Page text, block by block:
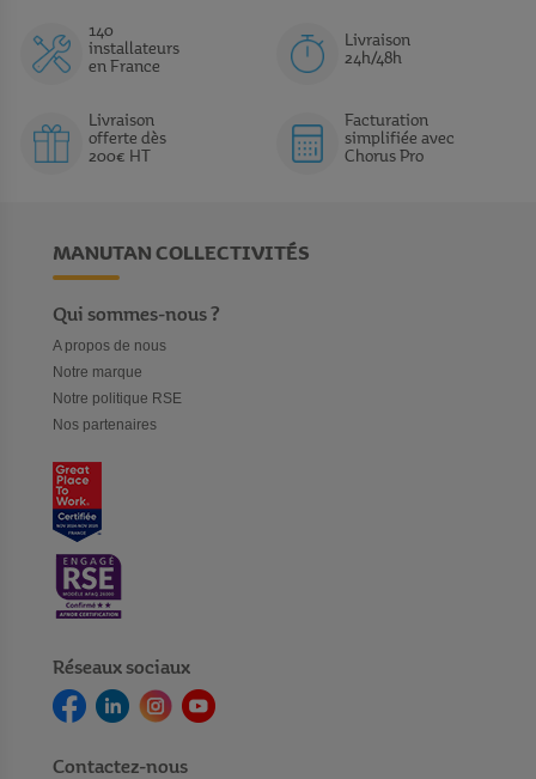
140
installateurs
en France
Livraison
24h/48h
Livraison
offerte dès
200€ HT
Facturation
simplifiée avec
Chorus Pro
MANUTAN COLLECTIVITÉS
Qui sommes-nous ?
A propos de nous
Notre marque
Notre politique RSE
Nos partenaires
Réseaux sociaux
Contactez-nous